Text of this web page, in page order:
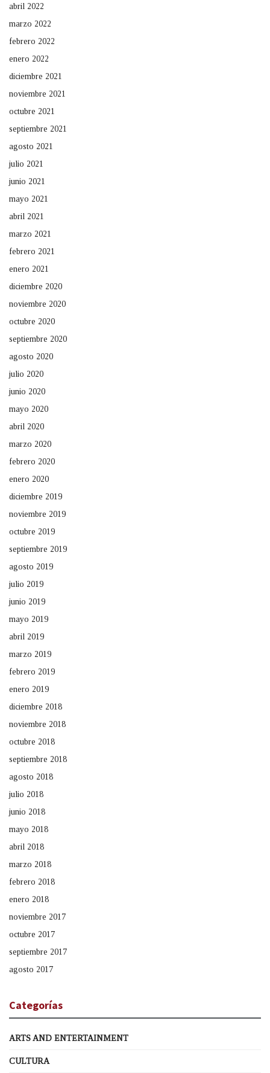
abril 2022
marzo 2022
febrero 2022
enero 2022
diciembre 2021
noviembre 2021
octubre 2021
septiembre 2021
agosto 2021
julio 2021
junio 2021
mayo 2021
abril 2021
marzo 2021
febrero 2021
enero 2021
diciembre 2020
noviembre 2020
octubre 2020
septiembre 2020
agosto 2020
julio 2020
junio 2020
mayo 2020
abril 2020
marzo 2020
febrero 2020
enero 2020
diciembre 2019
noviembre 2019
octubre 2019
septiembre 2019
agosto 2019
julio 2019
junio 2019
mayo 2019
abril 2019
marzo 2019
febrero 2019
enero 2019
diciembre 2018
noviembre 2018
octubre 2018
septiembre 2018
agosto 2018
julio 2018
junio 2018
mayo 2018
abril 2018
marzo 2018
febrero 2018
enero 2018
noviembre 2017
octubre 2017
septiembre 2017
agosto 2017
Categorías
ARTS AND ENTERTAINMENT
CULTURA